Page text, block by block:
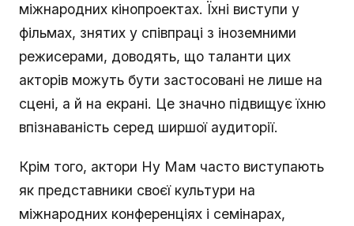
міжнародних кінопроектах. Їхні виступи у
фільмах, знятих у співпраці з іноземними
режисерами, доводять, що таланти цих
акторів можуть бути застосовані не лише на
сцені, а й на екрані. Це значно підвищує їхню
впізнаваність серед ширшої аудиторії.
Крім того, актори Ну Мам часто виступають
як представники своєї культури на
міжнародних конференціях і семінарах,